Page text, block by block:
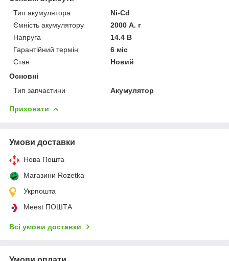
Тип акумулятора
Ni-Cd
Ємність акумулятору
2000 А. г
Напруга
14.4 В
Гарантійний термін
6 міс
Стан
Новий
Основні
Тип запчастини
Акумулятор
Приховати
Умови доставки
Нова Пошта
Магазини Rozetka
Укрпошта
Meest ПОШТА
Всі умови доставки